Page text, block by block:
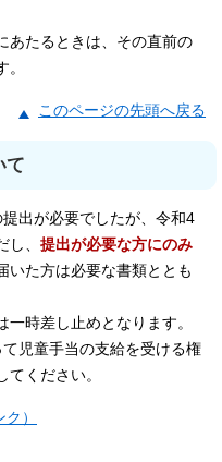
あたるときは、その直前の
このページの先頭へ戻る
て
出が必要でしたが、令和4
、 提出が必要な方にのみ
いた方は必要な書類ととも
時差し止めとなります。
児童手当の支給を受ける権
ください。
）